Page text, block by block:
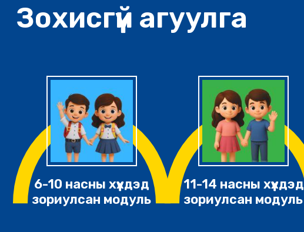
зохисгүй агуулга
6-10 насны хүүхдэд
зориулсан модуль
11-14 насны хүүхдэд
зориулсан модуль